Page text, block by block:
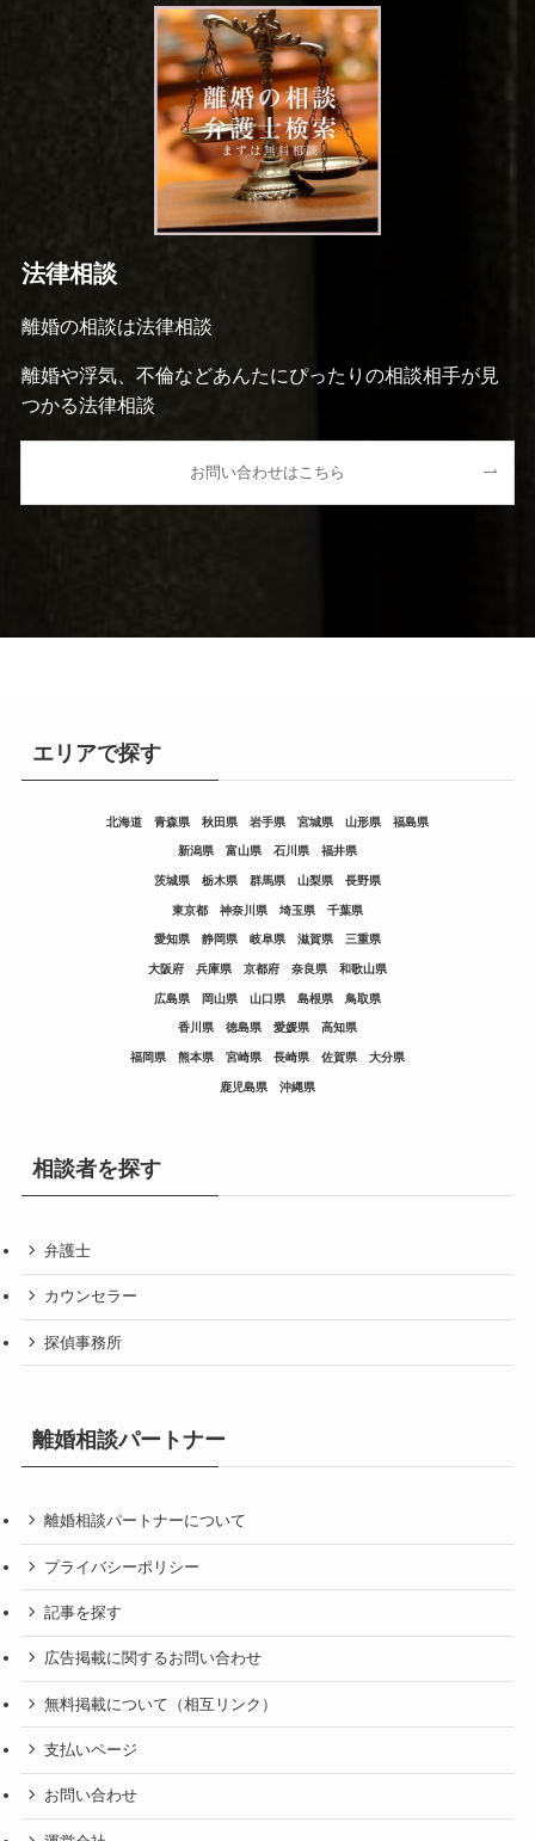
法律相談
離婚の相談は法律相談
離婚や浮気、不倫などあんたにぴったりの相談相手が見
つかる法律相談
お問い合わせはこちら
エリアで探す
北海道 青森県 秋田県 岩手県 宮城県 山形県 福島県
新潟県 富山県 石川県 福井県
茨城県 栃木県 群馬県 山梨県 長野県
東京都 神奈川県 埼玉県 千葉県
愛知県 静岡県 岐阜県 滋賀県 三重県
大阪府 兵庫県 京都府 奈良県 和歌山県
広島県 岡山県 山口県 島根県 鳥取県
香川県 徳島県 愛媛県 高知県
福岡県 熊本県 宮崎県 長崎県 佐賀県 大分県
鹿児島県 沖縄県
相談者を探す
弁護士
カウンセラー
探偵事務所
離婚相談パートナー
離婚相談パートナーについて
プライバシーポリシー
記事を探す
広告掲載に関するお問い合わせ
無料掲載について（相互リンク）
支払いページ
お問い合わせ